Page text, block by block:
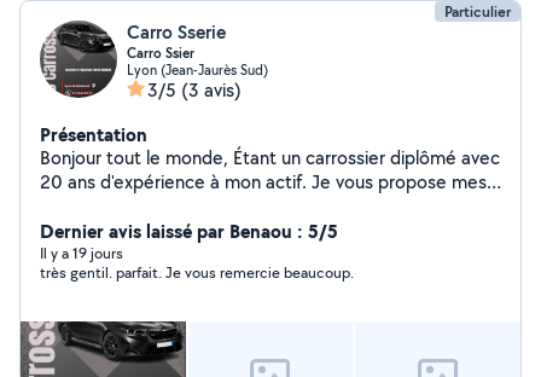
Particulier
Carro Sserie
Carro Ssier
Lyon (Jean-Jaurès Sud)
3/5 (3 avis)
Présentation
Bonjour tout le monde, Étant un carrossier diplômé avec
20 ans d'expérience à mon actif. Je vous propose mes
d'informations. Je fais: Remontage/démontage toutes
Dernier avis laissé par Benaou : 5/5
Il y a 19 jours
très gentil. parfait. Je vous remercie beaucoup.